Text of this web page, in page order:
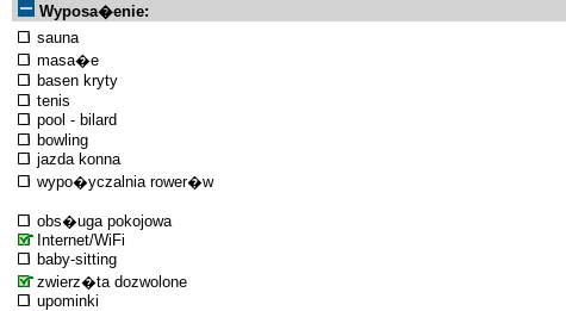
Wyposa�enie:
sauna
masa�e
basen kryty
tenis
pool - bilard
bowling
jazda konna
wypo�yczalnia rower�w
obs�uga pokojowa
Internet/WiFi
baby-sitting
zwierz�ta dozwolone
upominki